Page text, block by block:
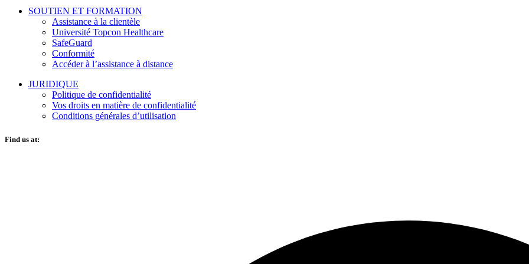
SOUTIEN ET FORMATION
Assistance à la clientèle
Université Topcon Healthcare
SafeGuard
Conformité
Accéder à l’assistance à distance
JURIDIQUE
Politique de confidentialité
Vos droits en matière de confidentialité
Conditions générales d’utilisation
Find us at: